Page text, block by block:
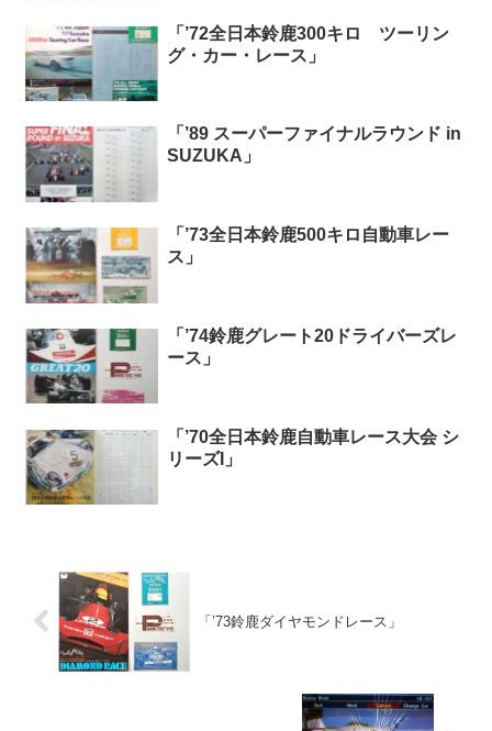
「’72全日本鈴鹿300キロ ツーリン
グ・カー・レース」
「’89 スーパーファイナルラウンド in
SUZUKA」
「’73全日本鈴鹿500キロ自動車レー
ス」
「’74鈴鹿グレート20ドライバーズレ
ース」
「’70全日本鈴鹿自動車レース大会 シ
リーズI」
「’73鈴鹿ダイヤモンドレース」